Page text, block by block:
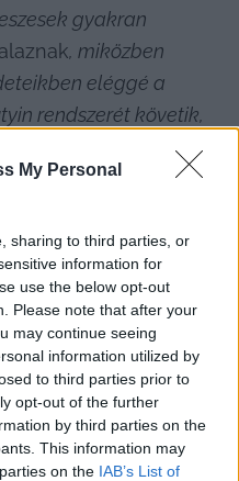
My Personal
sharing to third parties, or
information for
use the below opt-out
Please note that after your
may continue seeing
information utilized by
to third parties prior to
opt-out of the further
by third parties on the
This information may
on the IAB’s List of
gyakran
, miközben
eléggé a
rendszerét követik,
nem – idáig eljutott,
ma már
hogy nem is úgy
… Annyi gerinc sincs
vállalja amit mondott,
liberális pártból
ragaszkodó hűbéres
meglepő. Az, hogy a
felmondják a